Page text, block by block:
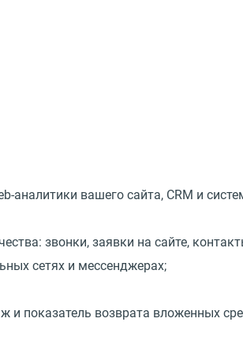
аналитики вашего сайта, CRM и
звонки, заявки на сайте,
сетях и мессенджерах;
и показатель возврата вложенных